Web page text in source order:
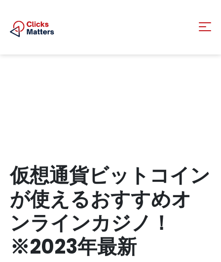
仮想通貨ビットコイン
が使えるおすすめオ
ンラインカジノ！
※2023年最新